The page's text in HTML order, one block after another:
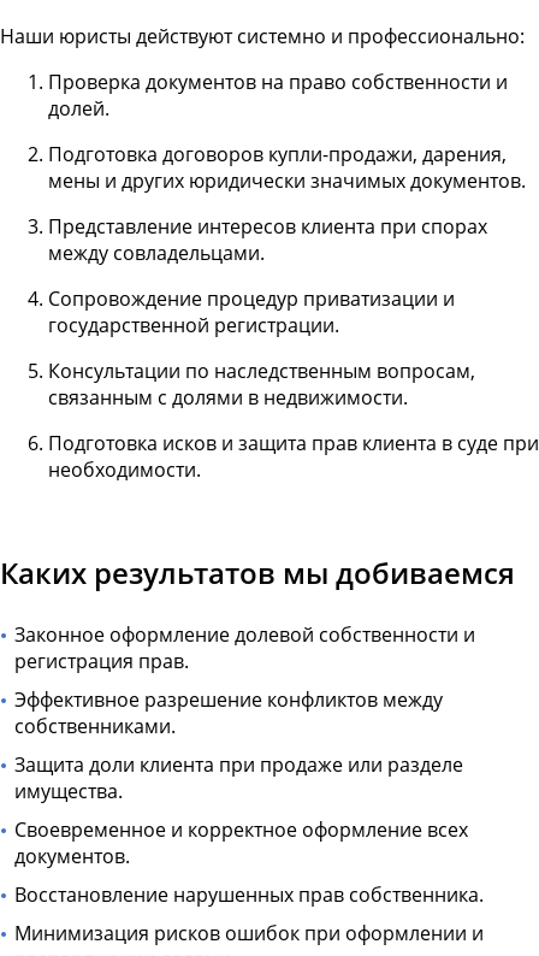
Наши юристы действуют системно и профессионально:
Проверка документов на право собственности и
долей.
Подготовка договоров купли-продажи, дарения,
мены и других юридически значимых документов.
Представление интересов клиента при спорах
между совладельцами.
Сопровождение процедур приватизации и
государственной регистрации.
Консультации по наследственным вопросам,
связанным с долями в недвижимости.
Подготовка исков и защита прав клиента в суде при
необходимости.
Каких результатов мы добиваемся
Законное оформление долевой собственности и
регистрация прав.
Эффективное разрешение конфликтов между
собственниками.
Защита доли клиента при продаже или разделе
имущества.
Своевременное и корректное оформление всех
документов.
Восстановление нарушенных прав собственника.
Минимизация рисков ошибок при оформлении и